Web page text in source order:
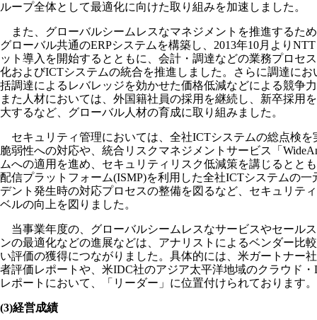
ループ全体として最適化に向けた取り組みを加速しました。
また、グローバルシームレスなマネジメントを推進するた
グローバル共通のERPシステムを構築し、2013年10月より
ット導入を開始するとともに、会計・調達などの業務プロセ
化およびICTシステムの統合を推進しました。さらに調達に
括調達によるレバレッジを効かせた価格低減などによる競争
また人材においては、外国籍社員の採用を継続し、新卒採用
大するなど、グローバル人材の育成に取り組みました。
セキュリティ管理においては、全社ICTシステムの総点検
脆弱性への対応や、統合リスクマネジメントサービス「
ムへの適用を進め、セキュリティリスク低減策を講じるとと
配信プラットフォーム(ISMP)を利用した全社ICTシステムの
デント発生時の対応プロセスの整備を図るなど、セキュリテ
ベルの向上を図りました。
当事業年度の、グローバルシームレスなサービスやセール
ンの最適化などの進展などは、アナリストによるベンダー比
い評価の獲得につながりました。具体的には、米ガートナー
者評価レポートや、米IDC社のアジア太平洋地域のクラウド
レポートにおいて、「リーダー」に位置付けられております。
(3)経営成績